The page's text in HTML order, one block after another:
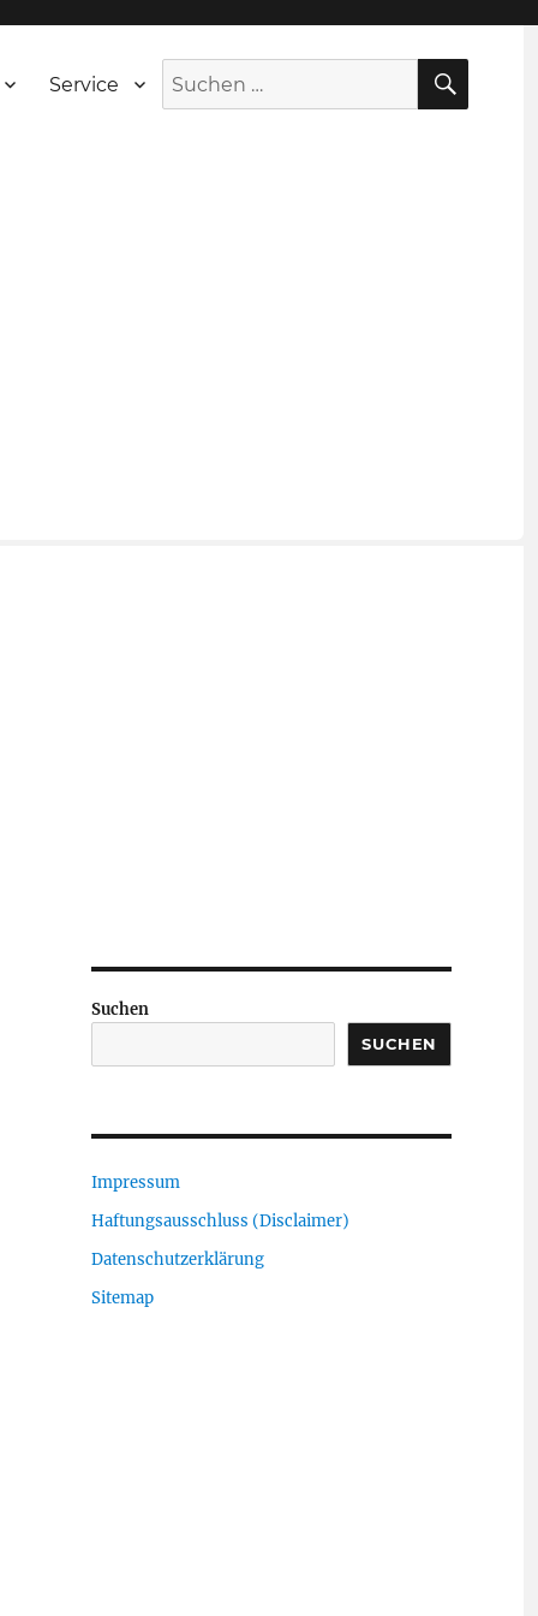
Service
Suche
nach:
Suchen
SUCHEN
Impressum
Haftungsausschluss (Disclaimer)
Datenschutzerklärung
Sitemap